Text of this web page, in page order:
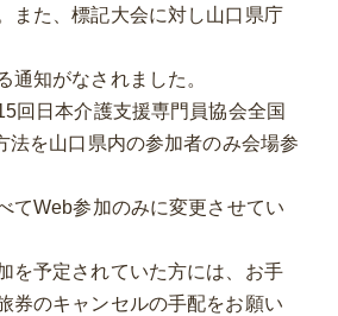
また、標記大会に対し山口県庁
通知がなされました。
回日本介護支援専門員協会全国
法を山口県内の参加者のみ会場参
てWeb参加のみに変更させてい
を予定されていた方には、お手
券のキャンセルの手配をお願い